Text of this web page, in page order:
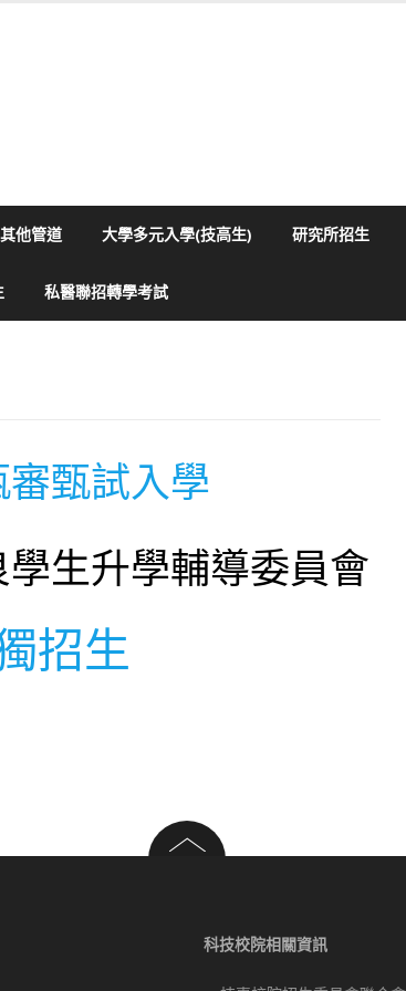
他管道 大學多元入學(技高生) 研究所招生
私醫聯招轉學考試
甄試入學
學生升學輔導委員會
招生
科技校院相關資訊